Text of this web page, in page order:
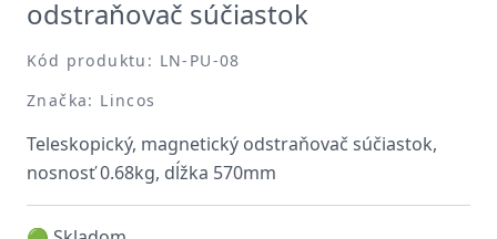
odstraňovač súčiastok
Kód produktu: LN-PU-08
Značka: Lincos
Teleskopický, magnetický odstraňovač súčiastok,
nosnosť 0.68kg, dĺžka 570mm